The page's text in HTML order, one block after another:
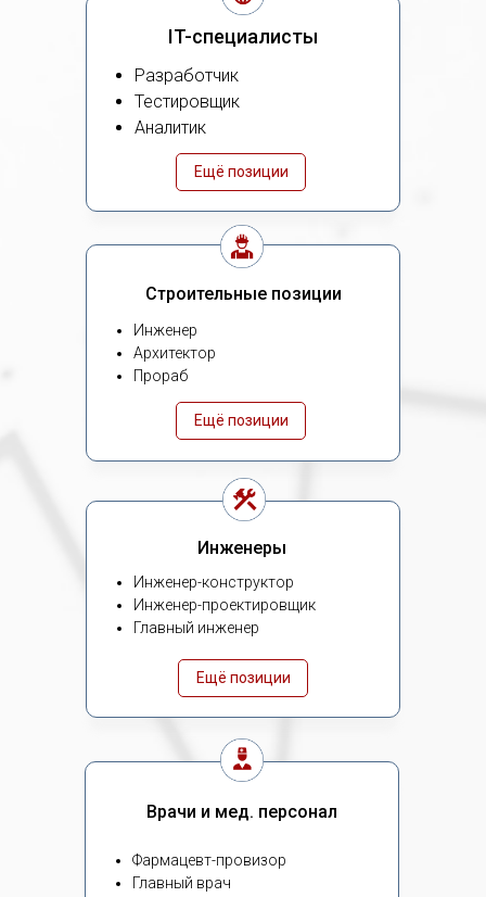
IT-специалисты
Разработчик
Тестировщик
Аналитик
Ещё позиции
Строительные позиции
Инженер
Архитектор
Прораб
Ещё позиции
Инженеры
Инженер-конструктор
Инженер-проектировщик
Главный инженер
Ещё позиции
Врачи и мед. персонал
Фармацевт-провизор
Главный врач